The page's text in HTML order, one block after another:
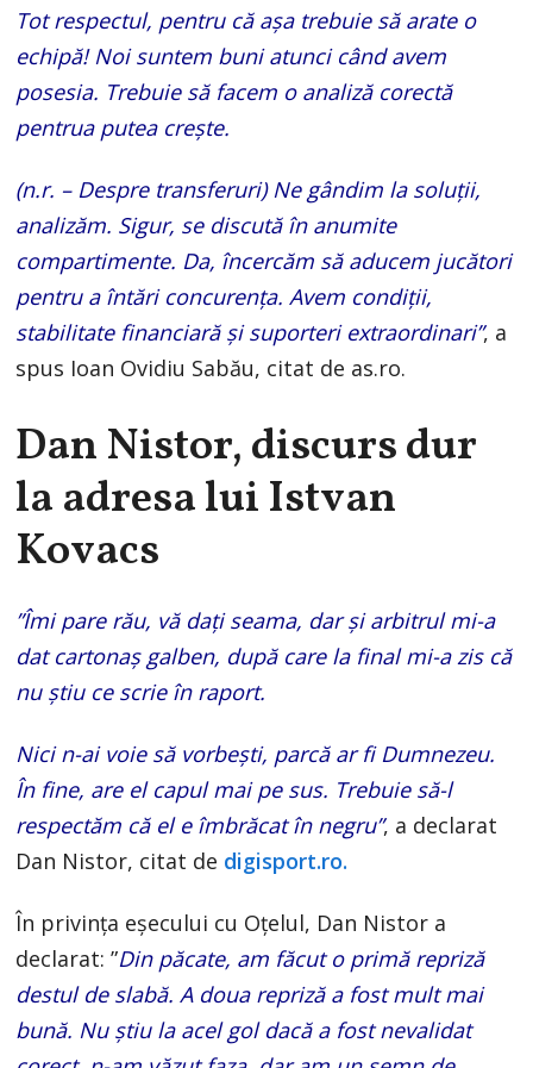
Tot respectul, pentru că aşa trebuie să arate o
echipă! Noi suntem buni atunci când avem
posesia. Trebuie să facem o analiză corectă
pentrua putea creşte.
(n.r. – Despre transferuri) Ne gândim la soluţii,
analizăm. Sigur, se discută în anumite
compartimente. Da, încercăm să aducem jucători
pentru a întări concurenţa. Avem condiţii,
stabilitate financiară şi suporteri extraordinari”, a
spus Ioan Ovidiu Sabău, citat de as.ro.
Dan Nistor, discurs dur
la adresa lui Istvan
Kovacs
”Îmi pare rău, vă dați seama, dar și arbitrul mi-a
dat cartonaș galben, după care la final mi-a zis că
nu știu ce scrie în raport.
Nici n-ai voie să vorbești, parcă ar fi Dumnezeu.
În fine, are el capul mai pe sus. Trebuie să-l
respectăm că el e îmbrăcat în negru”, a declarat
Dan Nistor, citat de digisport.ro.
În privința eșecului cu Oțelul, Dan Nistor a
declarat: ”Din păcate, am făcut o primă repriză
destul de slabă. A doua repriză a fost mult mai
bună. Nu știu la acel gol dacă a fost nevalidat